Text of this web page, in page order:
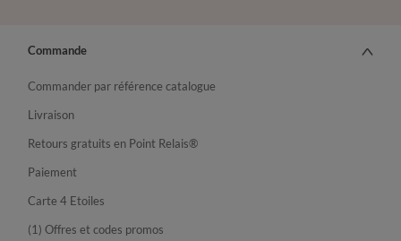
Commande
Commander par référence catalogue
Livraison
Retours gratuits en Point Relais®
Paiement
Carte 4 Etoiles
(1) Offres et codes promos